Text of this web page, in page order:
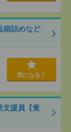
箱詰めなど
気になる！
支援員【覚